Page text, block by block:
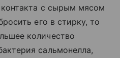
с сырым мясом
его в стирку, то
количество
сальмонелла,